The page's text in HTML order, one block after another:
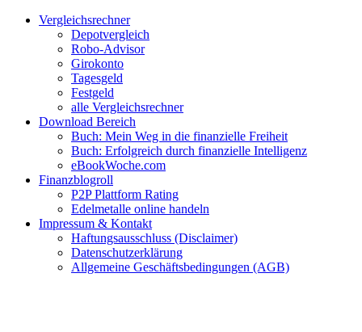
Zum
Facebook
Twitter
Instagram
Pinterest
YouTubeVergleichsrechner
Depotvergleich
Robo-Advisor
Girokonto
Tagesgeld
Festgeld
alle Vergleichsrechner
Download Bereich
Buch: Mein Weg in die finanzielle Freiheit
Buch: Erfolgreich durch finanzielle Intelligenz
eBookWoche.com
Finanzblogroll
P2P Plattform Rating
Edelmetalle online handeln
Impressum & Kontakt
Haftungsausschluss (Disclaimer)
Datenschutzerklärung
Allgemeine Geschäftsbedingungen (AGB)